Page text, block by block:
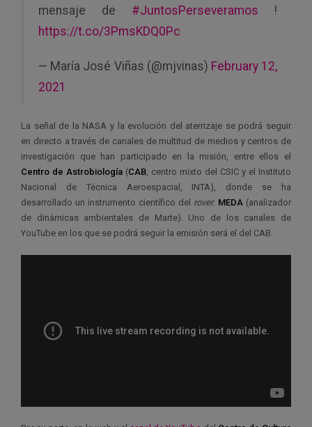
mensaje de #JuntosPerseveramos !
https://t.co/3PmsKDQ0Pc
— María José Viñas (@mjvinas) February 12,
2021
La señal de la NASA y la evolución del aterrizaje se podrá seguir
en directo a través de canales de multitud de medios y centros de
investigación que han participado en la misión, entre ellos el
Centro de Astrobiología (CAB , centro mixto del CSIC y el Instituto
Nacional de Técnica Aeroespacial, INTA), donde se ha
desarrollado un instrumento científico del rover: MEDA (analizador
de dinámicas ambientales de Marte). Uno de los canales de
YouTube en los que se podrá seguir la emisión será el del CAB.